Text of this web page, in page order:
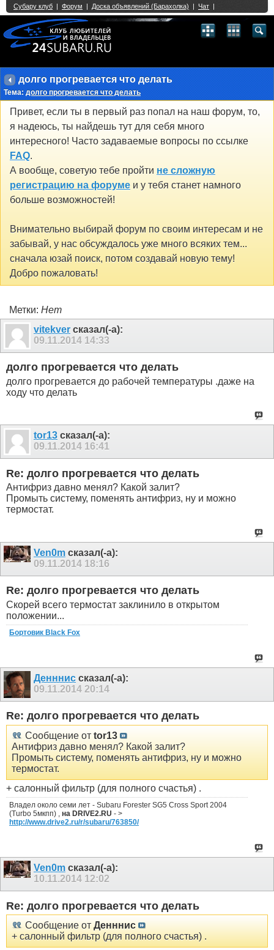
долго прогревается что делать
Тема: долго прогревается что делать
Привет, если ты в первый раз попал на наш форум, то,
я надеюсь, ты найдешь тут для себя много
интересного! Часто задаваемые вопросы по ссылке
FAQ.
А вообще, советую тебе пройти не сложную
регистрацию на форуме и у тебя станет намного
больше возможностей!
Внимательно выбирай форум по своим интересам и не
забывай, у нас обсуждалось уже много всяких тем...
сначала юзай поиск, потом создавай новую тему!
Добро пожаловать!
Метки: Нет
vitekver сказал(-а):
09.11.2014 14:33
долго прогревается что делать
долго прогревается до рабочей температуры .даже на
ходу что делать
tor13 сказал(-а):
09.11.2014 16:41
Re: долго прогревается что делать
Антифриз давно менял? Какой залит?
Промыть систему, поменять антифриз, ну и можно
термостат.
Ven0m сказал(-а):
09.11.2014 18:16
Re: долго прогревается что делать
Скорей всего термостат заклинило в открытом
положении...
Бортовик Black Fox
Денннис сказал(-а):
09.11.2014 20:14
Re: долго прогревается что делать
Сообщение от tor13
Антифриз давно менял? Какой залит?
Промыть систему, поменять антифриз, ну и можно
термостат.
+ салонный фильтр (для полного счастья) .
Владел около семи лет - Subaru Forester SG5 Cross Sport 2004
(Turbo 5мкпп) , на DRIVE2.RU - >
http://www.drive2.ru/r/subaru/763850/
Ven0m сказал(-а):
10.11.2014 12:02
Re: долго прогревается что делать
Сообщение от Денннис
+ салонный фильтр (для полного счастья) .
Single Sign On provided byvBSSO
2 3 4 5 6 7 8 9 10 11 12 13 21 22 23 24 25 26
27 28 29 30 31 32 33 40 41 42 43